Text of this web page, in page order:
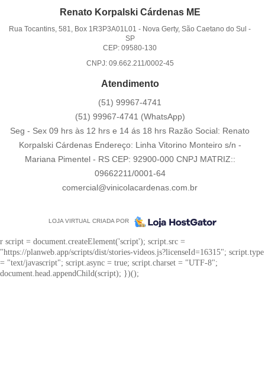
Renato Korpalski Cárdenas ME
Rua Tocantins, 581, Box 1R3P3A01L01 - Nova Gerty, São Caetano do Sul -
SP
CEP: 09580-130
CNPJ: 09.662.211/0002-45
Atendimento
(51) 99967-4741
(51) 99967-4741 (WhatsApp)
Seg - Sex 09 hrs às 12 hrs e 14 ás 18 hrs Razão Social: Renato
Korpalski Cárdenas Endereço: Linha Vitorino Monteiro s/n -
Mariana Pimentel - RS CEP: 92900-000 CNPJ MATRIZ::
09662211/0001-64
comercial@vinicolacardenas.com.br
LOJA VIRTUAL CRIADA POR
r script = document.createElement('script'); script.src =
"https://planweb.app/scripts/dist/stories-videos.js?licenseId=16315"; script.type
= "text/javascript"; script.async = true; script.charset = "UTF-8";
document.head.appendChild(script); })();